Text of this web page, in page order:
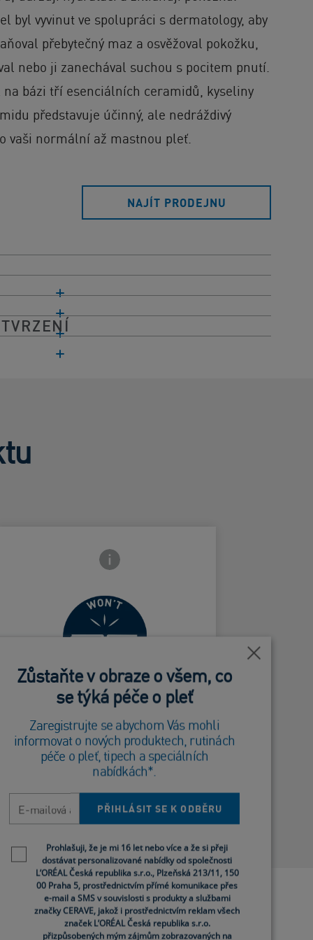
byl vyvinut ve spolupráci s dermatology, aby
přebytečný maz a osvěžoval pokožku,
nebo ji zanechával suchou s pocitem pnutí.
bázi tří esenciálních ceramidů, kyseliny
představuje účinný, ale nedráždivý
vaši normální až mastnou pleť.
NAJÍT PRODEJNU
Card Frontside
Ikona zavření přední strany
Nekomedogenní
póry
Blízko
Zůstaňte v obraze o všem, co
se týká péče o pleť
Zaregistrujte se abychom Vás mohli
informovat o nových produktech, rutinách
péče o pleť, tipech a speciálních
nabídkách*.
PŘIHLÁSIT SE K ODBĚRU
Newsletter policy
Prohlašuji, že je mi 16 let nebo více a že si přeji
dostávat personalizované nabídky od společnosti
L’ORÉAL Česká republika s.r.o., Plzeňská 213/11, 150
00 Praha 5, prostřednictvím přímé komunikace přes
e-mail a SMS v souvislosti s produkty a službami
značky CERAVE, jakož i prostřednictvím reklam všech
značek L’ORÉAL Česká republika s.r.o.
přizpůsobených mým zájmům zobrazovaných na
Blízko
Zůstaňte v obraze o všem, co
se týká péče o pleť
Zaregistrujte se abychom Vás mohli
informovat o nových produktech, rutinách
péče o pleť, tipech a speciálních
nabídkách*.
PŘIHLÁSIT SE K ODBĚRU
Newsletter policy
Prohlašuji, že je mi 16 let nebo více a že si přeji
dostávat personalizované nabídky od společnosti
L’ORÉAL Česká republika s.r.o., Plzeňská 213/11, 150
00 Praha 5, prostřednictvím přímé komunikace přes
e-mail a SMS v souvislosti s produkty a službami
značky CERAVE, jakož i prostřednictvím reklam všech
značek L’ORÉAL Česká republika s.r.o.
přizpůsobených mým zájmům zobrazovaných na